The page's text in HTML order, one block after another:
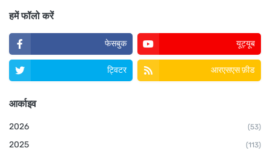
हमें फॉलो करें
फेसबुक यूट्यूब
ट्विटर आरएसएस फ़ीड
आर्काइव
2026 (53)
2025 (113)